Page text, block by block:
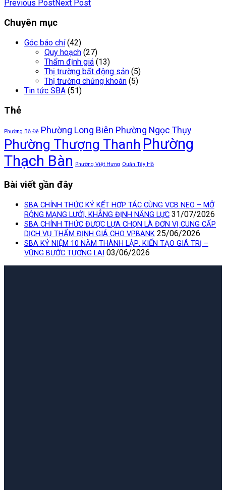
Previous PostNext Post
Chuyên mục
Góc báo chí (42)
Quy hoạch (27)
Thẩm định giá (13)
Thị trường bất động sản (5)
Thị trường chứng khoán (5)
Tin tức SBA (51)
Thẻ
Phường Bồ Đề Phường Long Biên Phường Ngọc Thụy
Phường Thượng Thanh Phường
Thạch Bàn
Phường Việt Hưng Quận Tây Hồ
Bài viết gần đây
SBA CHÍNH THỨC KÝ KẾT HỢP TÁC CÙNG VCB NEO – MỞ
RỘNG MẠNG LƯỚI, KHẲNG ĐỊNH NĂNG LỰC 31/07/2026
SBA CHÍNH THỨC ĐƯỢC LỰA CHỌN LÀ ĐƠN VỊ CUNG CẤP
DỊCH VỤ THẨM ĐỊNH GIÁ CHO VPBANK 25/06/2026
SBA KỶ NIỆM 10 NĂM THÀNH LẬP: KIẾN TẠO GIÁ TRỊ –
VỮNG BƯỚC TƯƠNG LAI 03/06/2026